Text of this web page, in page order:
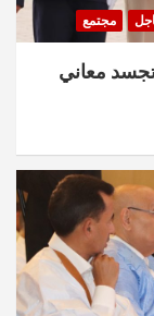
مجتمع
تجسد معاني